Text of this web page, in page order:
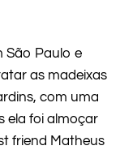
São Paulo e
as madeixas
com uma
ela foi almoçar
friend Matheus